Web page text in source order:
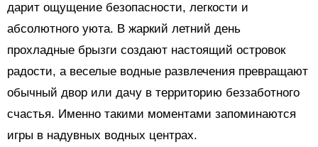
дарит ощущение безопасности, легкости и
абсолютного уюта. В жаркий летний день
прохладные брызги создают настоящий островок
радости, а веселые водные развлечения превращают
обычный двор или дачу в территорию беззаботного
счастья. Именно такими моментами запоминаются
игры в надувных водных центрах.